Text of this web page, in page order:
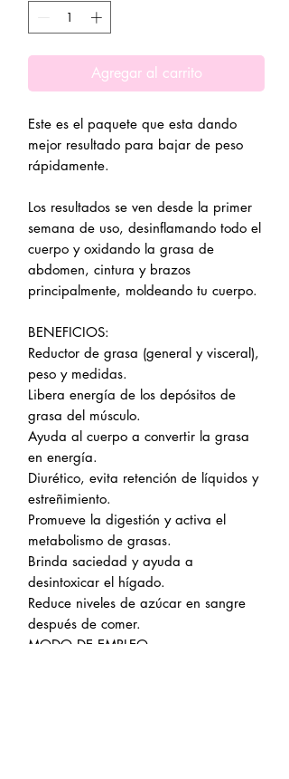
Agregar al carrito
Este es el paquete que esta dando
mejor resultado para bajar de peso
rápidamente.
Los resultados se ven desde la primer
semana de uso, desinflamando todo el
cuerpo y oxidando la grasa de
abdomen, cintura y brazos
principalmente, moldeando tu cuerpo.
BENEFICIOS:
Reductor de grasa (general y visceral),
peso y medidas.
Libera energía de los depósitos de
grasa del músculo.
Ayuda al cuerpo a convertir la grasa
en energía.
Diurético, evita retención de líquidos y
estreñimiento.
Promueve la digestión y activa el
metabolismo de grasas.
Brinda saciedad y ayuda a
desintoxicar el hígado.
Reduce niveles de azúcar en sangre
después de comer.
MODO DE EMPLEO